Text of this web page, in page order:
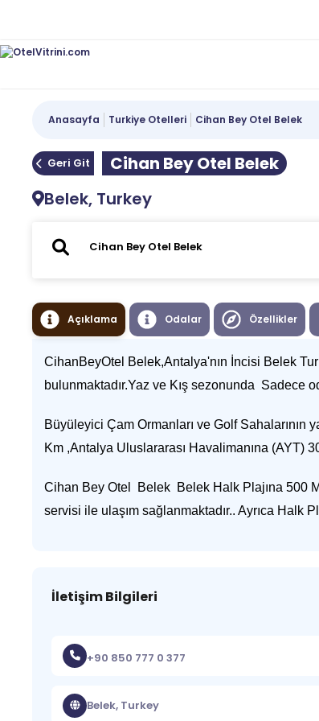
Anasayfa Turkiye Otelleri Cihan Bey Otel Belek
Geri Git
Cihan Bey Otel Belek
Belek, Turkey
Açıklama Odalar Özellikler
CihanBeyOtel Belek,Antalya'nın İncisi Belek
bulunmaktadır.Yaz ve Kış sezonunda Sadece
Büyüleyici Çam Ormanları ve Golf
Km ,Antalya Uluslararası Havalimanına (AYT)
Cihan Bey Otel Belek Belek Halk Plajına 500
servisi ile ulaşım sağlanmaktadır.. Ayrıca Halk
İletişim Bilgileri
+90 850 777 0 377
Belek, Turkey